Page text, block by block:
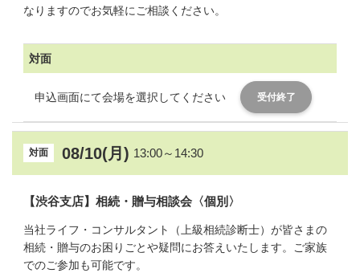
なりますのでお気軽にご相談ください。
対面
申込画面にて会場を選択してください 受付終了
対面 08/10(月) 13:00～14:30
【渋谷支店】相続・贈与相談会〈個別〉
当社ライフ・コンサルタント（上級相続診断士）が皆さまの
相続・贈与のお困りごとや疑問にお答えいたします。ご家族
でのご参加も可能です。